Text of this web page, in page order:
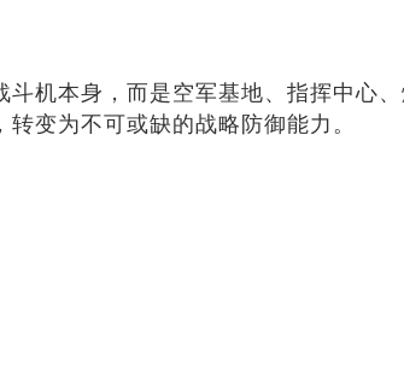
机本身，而是空军基地、指挥中心
变为不可或缺的战略防御能力。